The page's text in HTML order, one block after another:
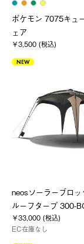
ポケモン 7075キュ
ェア
￥3,500 (税込)
NEW
neosソーラーブロ
ルーフタープ 300-
￥33,000 (税込)
EC在庫なし